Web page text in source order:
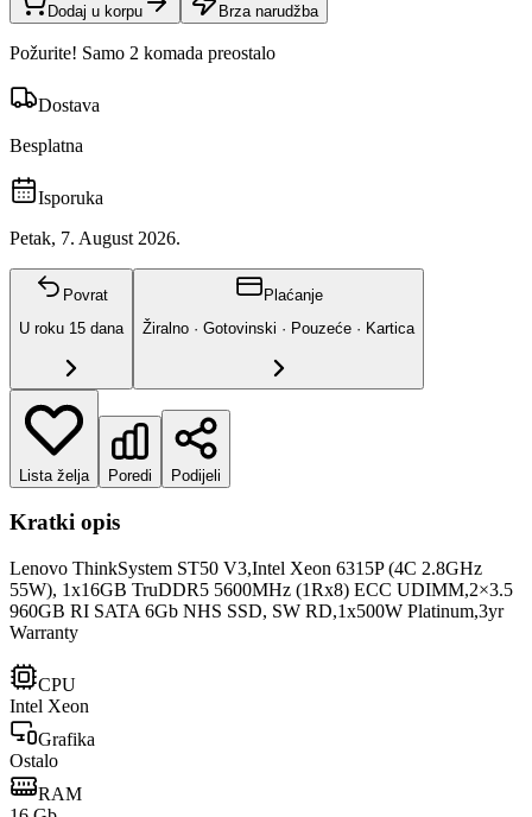
Dodaj u korpu Brza narudžba
Požurite! Samo 2 komada preostalo
Dostava
Besplatna
Isporuka
Petak, 7. August 2026.
Povrat
U roku 15 dana
Plaćanje
Žiralno · Gotovinski · Pouzeće · Kartica
Lista želja Poredi Podijeli
Kratki opis
Lenovo ThinkSystem ST50 V3,Intel Xeon 6315P (4C 2.8GHz
55W), 1x16GB TruDDR5 5600MHz (1Rx8) ECC UDIMM,2×3.5
960GB RI SATA 6Gb NHS SSD, SW RD,1x500W Platinum,3yr
Warranty
CPU
Intel Xeon
Grafika
Ostalo
RAM